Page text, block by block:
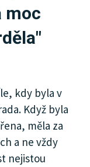
moc
kdy byla v
Když byla
měla za
a ne vždy
nejistou